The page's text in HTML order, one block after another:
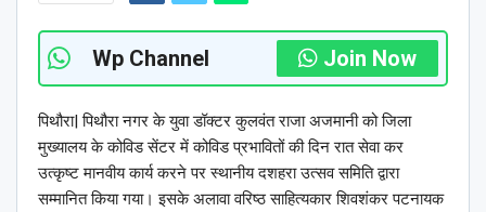
Wp Channel Join Now
पिथौरा| पिथौरा नगर के युवा डॉक्टर कुलवंत राजा अजमानी को जिला
मुख्यालय के कोविड सेंटर में कोविड प्रभावितों की दिन रात सेवा कर
उत्कृष्ट मानवीय कार्य करने पर स्थानीय दशहरा उत्सव समिति द्वारा
सम्मानित किया गया। इसके अलावा वरिष्ठ साहित्यकार शिवशंकर पटनायक